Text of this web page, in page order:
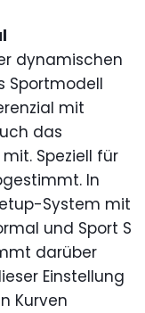
dynamischen
Sportmodell
mit
das
Speziell für
In
System mit
und Sport S
darüber
Einstellung
Kurven